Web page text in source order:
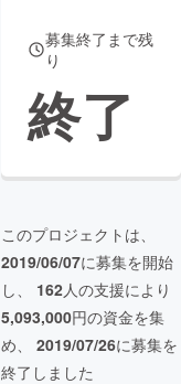
募集終了まで残
り
終了
このプロジェクトは、
2019/06/07に募集を開始
し、 162人の支援により
5,093,000円の資金を集
め、 2019/07/26に募集を
終了しました